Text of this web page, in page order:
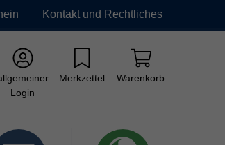
Kontakt und Rechtliches
Login
Merkzettel Warenkorb